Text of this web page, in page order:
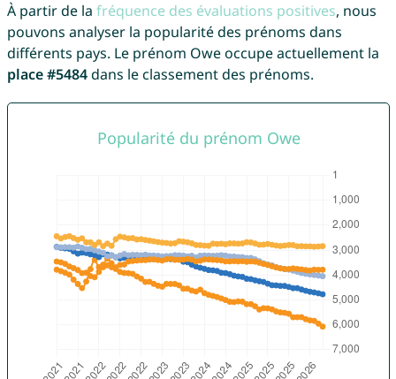
À partir de la fréquence des évaluations positives, nous
pouvons analyser la popularité des prénoms dans
différents pays. Le prénom Owe occupe actuellement la
place #5484dans le classement des prénoms.